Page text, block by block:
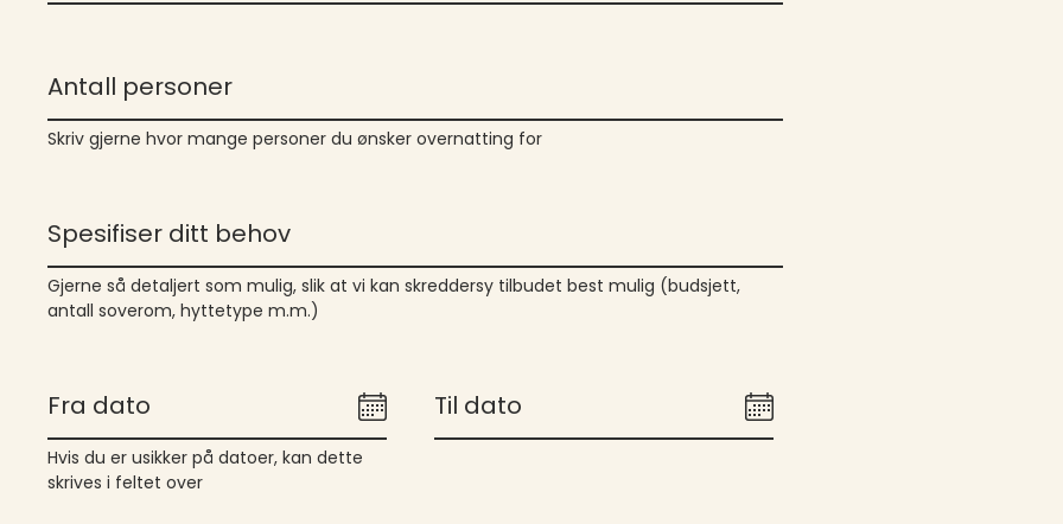
Antall personer
Skriv gjerne hvor mange personer du ønsker overnatting for
Spesifiser ditt behov
Gjerne så detaljert som mulig, slik at vi kan skreddersy tilbudet best mulig (budsjett,
antall soverom, hyttetype m.m.)
Fra dato
Hvis du er usikker på datoer, kan dette
skrives i feltet over
Til dato